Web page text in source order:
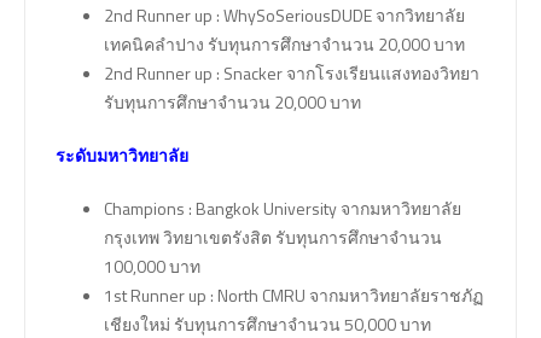
2nd Runner up : WhySoSeriousDUDE จากวิทยาลัย
เทคนิคลำปาง รับทุนการศึกษาจำนวน 20,000 บาท
2nd Runner up : Snacker จากโรงเรียนแสงทองวิทยา
รับทุนการศึกษาจำนวน 20,000 บาท
ระดับมหาวิทยาลัย
Champions : Bangkok University จากมหาวิทยาลัย
กรุงเทพ วิทยาเขตรังสิต รับทุนการศึกษาจำนวน
100,000 บาท
1st Runner up : North CMRU จากมหาวิทยาลัยราชภัฏ
เชียงใหม่ รับทุนการศึกษาจำนวน 50,000 บาท